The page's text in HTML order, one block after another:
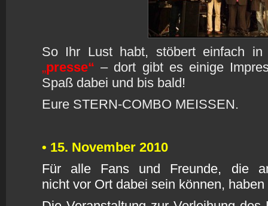
So Ihr Lust habt, stöbert einfach
„presse“ – dort gibt es einige
Spaß dabei und bis bald!
Eure STERN-COMBO MEISSEN.
• 15. November 2010
Für alle Fans und Freunde, die
nicht vor Ort dabei sein können,